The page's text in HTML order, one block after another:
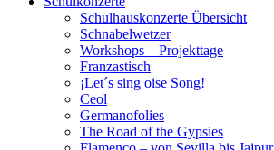
Schulhauskonzerte Übersicht
Schnabelwetzer
Workshops – Projekttage
Franzastisch
¡Let´s sing oise Song!
Ceol
Germanofolies
The Road of the Gypsies